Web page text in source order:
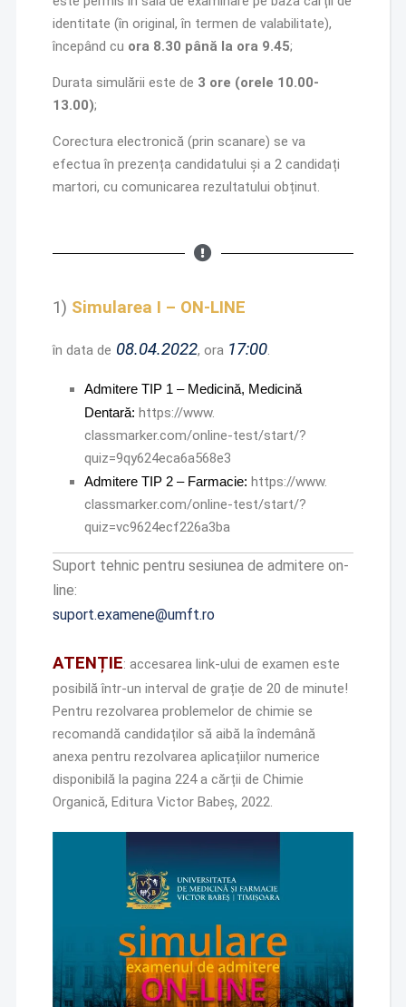
identitate (în original, în termen de valabilitate),
începând cu ora 8.30 până la ora 9.45;
Durata simulării este de 3 ore (orele 10.00-
13.00);
Corectura electronică (prin scanare) se va
efectua în prezența candidatului și a 2 candidați
martori, cu comunicarea rezultatului obținut.
1) Simularea I – ON-LINE
în data de 08.04.2022, ora 17:00.
Admitere TIP 1 – Medicină, Medicină
Dentară: https://www.
classmarker.com/online-test/start/?
quiz=9qy624eca6a568e3
Admitere TIP 2 – Farmacie: https://www.
classmarker.com/online-test/start/?
quiz=vc9624ecf226a3ba
Suport tehnic pentru sesiunea de admitere on-
line:
suport.examene@umft.ro
ATENȚIE: accesarea link-ului de examen este
posibilă într-un interval de grație de 20 de minute!
Pentru rezolvarea problemelor de chimie se
recomandă candidaților să aibă la îndemână
anexa pentru rezolvarea aplicațiilor numerice
disponibilă la pagina 224 a cărții de Chimie
Organică, Editura Victor Babeș, 2022.